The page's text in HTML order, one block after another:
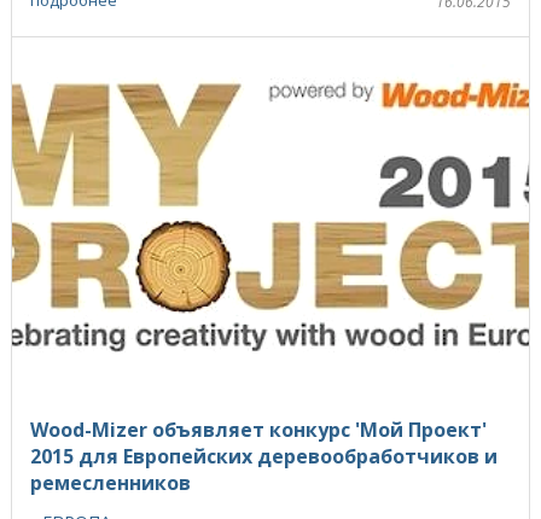
Wood-Mizer объявляет конкурс 'Мой Проект'
2015 для Европейских деревообработчиков и
ремесленников